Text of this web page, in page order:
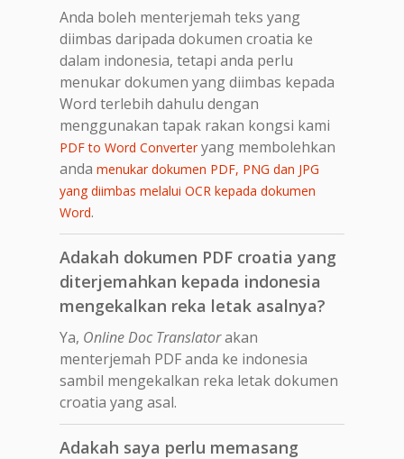
Anda boleh menterjemah teks yang
diimbas daripada dokumen croatia ke
dalam indonesia, tetapi anda perlu
menukar dokumen yang diimbas kepada
Word terlebih dahulu dengan
menggunakan tapak rakan kongsi kami
PDF to Word Converteryang membolehkan
anda menukar dokumen PDF, PNG dan JPG
yang diimbas melalui OCR kepada dokumen
Word.
Adakah dokumen PDF croatia yang
diterjemahkan kepada indonesia
mengekalkan reka letak asalnya?
Ya, Online Doc Translatorakan
menterjemah PDF anda ke indonesia
sambil mengekalkan reka letak dokumen
croatia yang asal.
Adakah saya perlu memasang